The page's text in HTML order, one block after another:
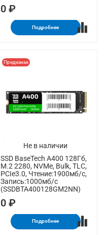
0 ₽
Подробнее
Не в наличии
Предзаказ
SSD BaseTech A400 128Гб,
M.2 2280, NVMe, Bulk, TLC,
PCIe3.0, Чтение:1900мб/с,
Запись:1000мб/с
(SSDBTA400128GM2NN)
0 ₽
Подробнее